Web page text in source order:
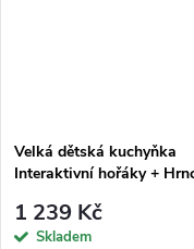
Velká dětská kuchyňka
Interaktivní hořáky +
1 239 Kč
Skladem